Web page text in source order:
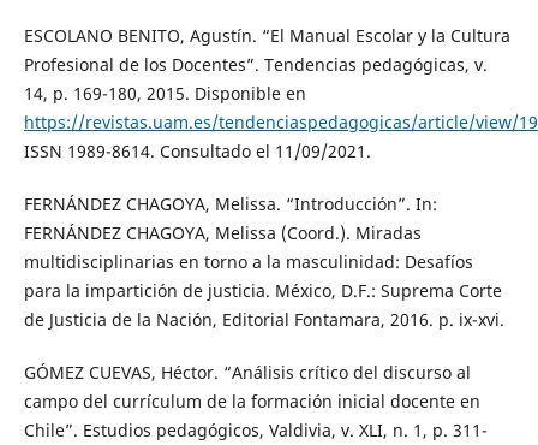
ESCOLANO BENITO, Agustín. “El Manual Escolar y la Cultura
Profesional de los Docentes”. Tendencias pedagógicas, v.
14, p. 169-180, 2015. Disponible en
https://revistas.uam.es/tendenciaspedagogicas/article/view/
ISSN 1989-8614. Consultado el 11/09/2021.
FERNÁNDEZ CHAGOYA, Melissa. “Introducción”. In:
FERNÁNDEZ CHAGOYA, Melissa (Coord.). Miradas
multidisciplinarias en torno a la masculinidad: Desafíos
para la impartición de justicia. México, D.F.: Suprema Corte
de Justicia de la Nación, Editorial Fontamara, 2016. p. ix-xvi.
GÓMEZ CUEVAS, Héctor. “Análisis crítico del discurso al
campo del currículum de la formación inicial docente en
Chile”. Estudios pedagógicos, Valdivia, v. XLI, n. 1, p. 311-